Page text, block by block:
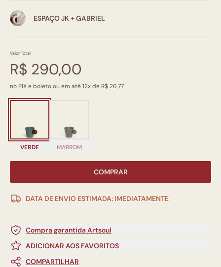
ESPAÇO JK + GABRIEL
Valor Total
R$ 290,00
no PIX e boleto ou em até 12x de R$ 26,77
VERDE MARROM
COMPRAR
DATA DE ENVIO ESTIMADA: IMEDIATAMENTE
Compra garantida Artsoul
ADICIONAR AOS FAVORITOS
COMPARTILHAR